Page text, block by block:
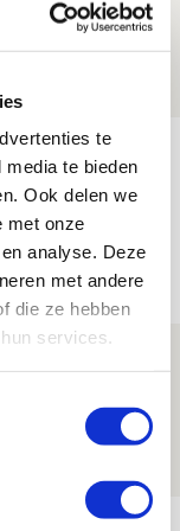
te
te bieden
Ook delen we
met onze
analyse. Deze
met andere
die ze hebben
services.
en
van